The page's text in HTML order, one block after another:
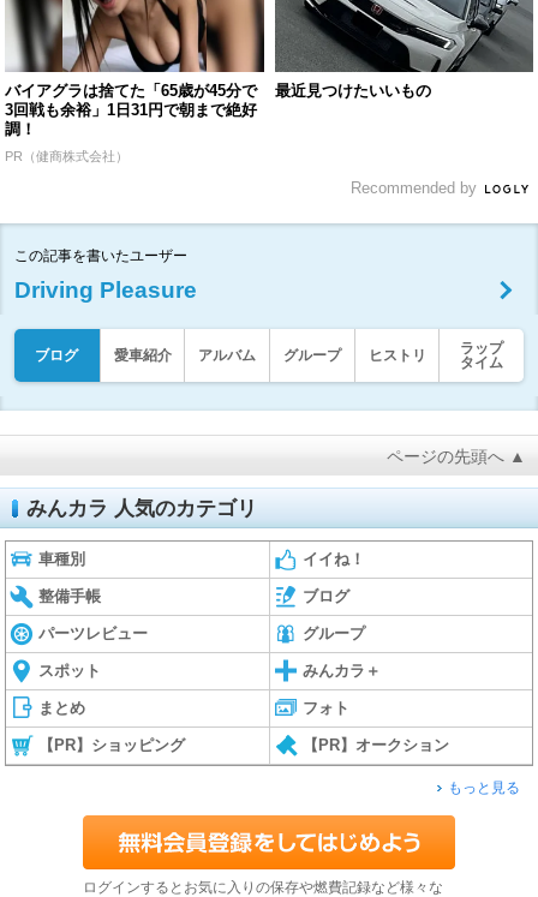
バイアグラは捨てた「65歳が45分で
3回戦も余裕」1日31円で朝まで絶好
調！
PR（健商株式会社）
最近見つけたいいもの
Recommended by
この記事を書いたユーザー
Driving Pleasure
ブログ 愛車紹介 アルバム グループ ヒストリ
ラップ
タイム
ページの先頭へ ▲
みんカラ 人気のカテゴリ
車種別 イイね！
整備手帳 ブログ
パーツレビュー グループ
スポット みんカラ＋
まとめ フォト
【PR】ショッピング 【PR】オークション
もっと見る
ログインするとお気に入りの保存や燃費記録など様々な